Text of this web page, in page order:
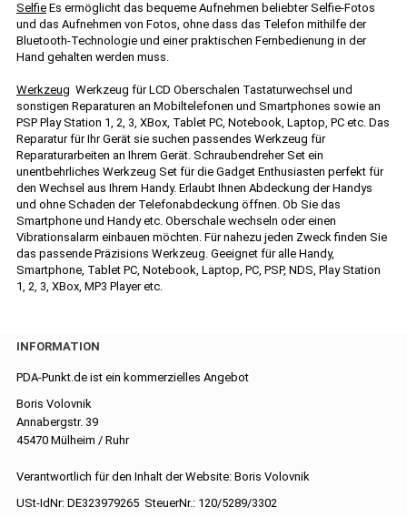
Selfie Es ermöglicht das bequeme Aufnehmen beliebter Selfie-Fotos
und das Aufnehmen von Fotos, ohne dass das Telefon mithilfe der
Bluetooth-Technologie und einer praktischen Fernbedienung in der
Hand gehalten werden muss.
Werkzeug Werkzeug für LCD Oberschalen Tastaturwechsel und
sonstigen Reparaturen an Mobiltelefonen und Smartphones sowie an
PSP Play Station 1, 2, 3, XBox, Tablet PC, Notebook, Laptop, PC etc. Das
Reparatur für Ihr Gerät sie suchen passendes Werkzeug für
Reparaturarbeiten an Ihrem Gerät. Schraubendreher Set ein
unentbehrliches Werkzeug Set für die Gadget Enthusiasten perfekt für
den Wechsel aus Ihrem Handy. Erlaubt Ihnen Abdeckung der Handys
und ohne Schaden der Telefonabdeckung öffnen. Ob Sie das
Smartphone und Handy etc. Oberschale wechseln oder einen
Vibrationsalarm einbauen möchten. Für nahezu jeden Zweck finden Sie
das passende Präzisions Werkzeug. Geeignet für alle Handy,
Smartphone, Tablet PC, Notebook, Laptop, PC, PSP, NDS, Play Station
1, 2, 3, XBox, MP3 Player etc.
INFORMATION
PDA-Punkt.de ist ein kommerzielles Angebot
Boris Volovnik
Annabergstr. 39
45470 Mülheim / Ruhr
Verantwortlich für den Inhalt der Website: Boris Volovnik
USt-IdNr: DE323979265 SteuerNr.: 120/5289/3302